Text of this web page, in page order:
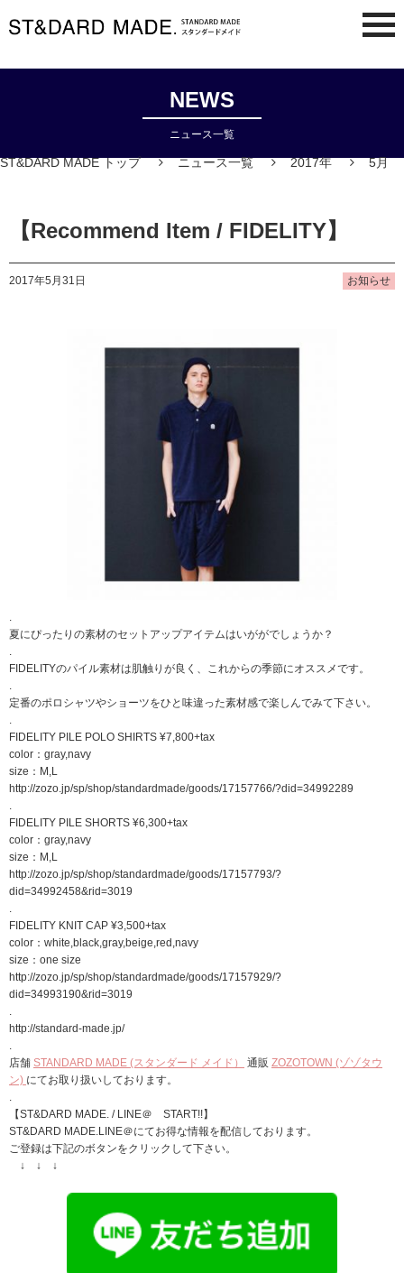
NEWS
ニュース一覧
ST&DARD MADE トップ ニュース一覧 2017年 5月
【Recommend Item / FIDELITY】
2017年5月31日 お知らせ
夏にぴったりの素材のセットアップアイテムはいががでしょうか？
FIDELITYのパイル素材は肌触りが良く、これからの季節にオススメです。
定番のポロシャツやショーツをひと味違った素材感で楽しんでみて下さい。
FIDELITY PILE POLO SHIRTS ¥7,800+tax
color：gray,navy
size：M,L
http://zozo.jp/sp/shop/standardmade/goods/17157766/?did=34992289
FIDELITY PILE SHORTS ¥6,300+tax
color：gray,navy
size：M,L
http://zozo.jp/sp/shop/standardmade/goods/17157793/?
did=34992458&rid=3019
FIDELITY KNIT CAP ¥3,500+tax
color：white,black,gray,beige,red,navy
size：one size
http://zozo.jp/sp/shop/standardmade/goods/17157929/?
did=34993190&rid=3019
http://standard-made.jp/
店舗 STANDARD MADE (スタンダード メイド） 通販 ZOZOTOWN (ゾゾタウ
ン) にてお取り扱いしております。
【ST&DARD MADE. / LINE＠ START!!】
ST&DARD MADE.LINE＠にてお得な情報を配信しております。
ご登録は下記のボタンをクリックして下さい。
↓ ↓ ↓